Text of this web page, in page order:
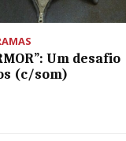
Um desafio
(c/som)